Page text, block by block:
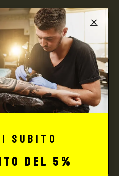
PER IL TUO
STUDIO
subito
del 5%